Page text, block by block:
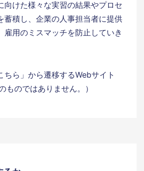
向けた様々な実習の結果やプロセ
蓄積し、企業の人事担当者に提供
雇用のミスマッチを防止していき
ちら」から遷移するWebサイト
ものではありません。）